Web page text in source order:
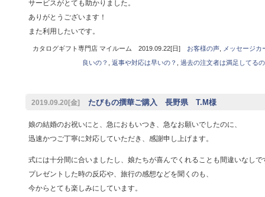
サービスがとても助かりました。
ありがとうございます！
また利用したいです。
カタログギフト専門店 マイルーム 2019.09.22[日] お客様の声,
メッセージ
良いの？
返事や対応は早いの？ 過去の注文者は満足してる
2019.09.20[金] たびもの撰華ご購入 長野県 T.M様
娘の結婚のお祝いにと、急におもいつき、急なお願いでしたのに、
迅速かつご丁寧に対応していただき、感謝申し上げます。
式には十分間に合いましたし、娘たちが喜んでくれることも間違いなしで
プレゼントした時の反応や、旅行の感想などを聞くのも、
今からとても楽しみにしています。